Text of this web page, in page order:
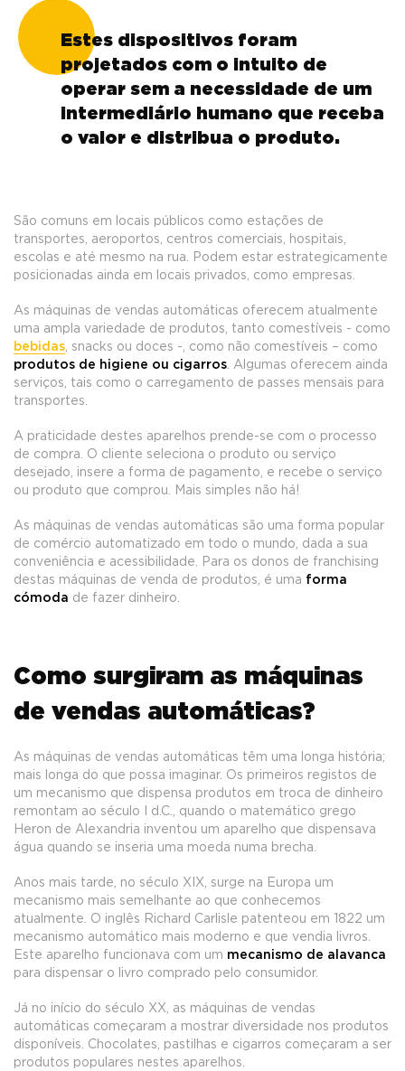
Estes dispositivos foram
projetados com o intuito de
operar sem a necessidade de um
intermediário humano que receba
o valor e distribua o produto.
São comuns em locais públicos como estações de
transportes, aeroportos, centros comerciais, hospitais,
escolas e até mesmo na rua. Podem estar estrategicamente
posicionadas ainda em locais privados, como empresas.
As máquinas de vendas automáticas oferecem atualmente
uma ampla variedade de produtos, tanto comestíveis - como
bebidas , snacks ou doces -, como não comestíveis – como
produtos de higiene ou cigarros . Algumas oferecem ainda
serviços, tais como o carregamento de passes mensais para
transportes.
A praticidade destes aparelhos prende-se com o processo
de compra. O cliente seleciona o produto ou serviço
desejado, insere a forma de pagamento, e recebe o serviço
ou produto que comprou. Mais simples não há!
As máquinas de vendas automáticas são uma forma popular
de comércio automatizado em todo o mundo, dada a sua
conveniência e acessibilidade. Para os donos de franchising
destas máquinas de venda de produtos, é uma forma
cómoda de fazer dinheiro.
Como surgiram as máquinas
de vendas automáticas?
As máquinas de vendas automáticas têm uma longa história;
mais longa do que possa imaginar. Os primeiros registos de
um mecanismo que dispensa produtos em troca de dinheiro
remontam ao século I d.C., quando o matemático grego
Heron de Alexandria inventou um aparelho que dispensava
água quando se inseria uma moeda numa brecha.
Anos mais tarde, no século XIX, surge na Europa um
mecanismo mais semelhante ao que conhecemos
atualmente. O inglês Richard Carlisle patenteou em 1822 um
mecanismo automático mais moderno e que vendia livros.
Este aparelho funcionava com um mecanismo de alavanca
para dispensar o livro comprado pelo consumidor.
Já no início do século XX, as máquinas de vendas
automáticas começaram a mostrar diversidade nos produtos
disponíveis. Chocolates, pastilhas e cigarros começaram a ser
produtos populares nestes aparelhos.